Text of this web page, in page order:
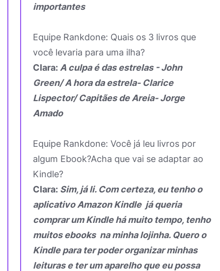
importantes
Equipe Rankdone: Quais os 3 livros que
você levaria para uma ilha?
Clara: A culpa é das estrelas - John
Green/ A hora da estrela- Clarice
Lispector/ Capitães de Areia- Jorge
Amado
Equipe Rankdone: Você já leu livros por
algum Ebook?Acha que vai se adaptar ao
Kindle?
Clara: Sim, já li. Com certeza, eu tenho o
aplicativo Amazon Kindle já queria
comprar um Kindle há muito tempo, tenho
muitos ebooks na minha lojinha. Quero o
Kindle para ter poder organizar minhas
leituras e ter um aparelho que eu possa